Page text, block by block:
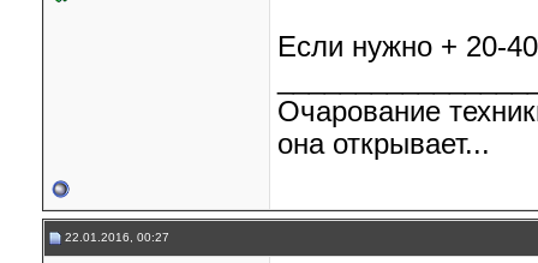
Если нужно + 20-
Очарование
она открывает...
22.01.2016, 00:27